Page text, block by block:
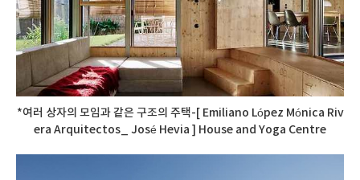
*여러 상자의 모임과 같은 구조의 주택-[ Emiliano López Mónica Riv
era Arquitectos_ José Hevia ] House and Yoga Centre